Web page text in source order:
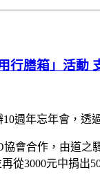
行膳箱」活動
週年忘年會，
會合作，由道
從3000元中捐出